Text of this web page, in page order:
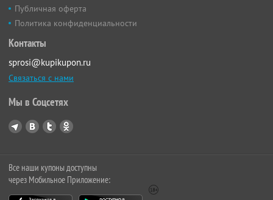
Публичная оферта
Политика конфиденциальности
Контакты
sprosi@kupikupon.ru
Связаться с нами
Мы в Соцсетях
Все наши купоны доступны
через Мобильное Приложение: